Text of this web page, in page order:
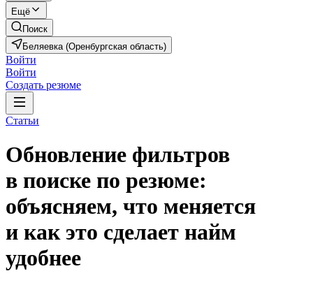
Ещё
Поиск
Беляевка (Оренбургская область)
Войти
Войти
Создать резюме
Статьи
Обновление фильтров
в поиске по резюме:
объясняем, что меняется
и как это сделает найм
удобнее